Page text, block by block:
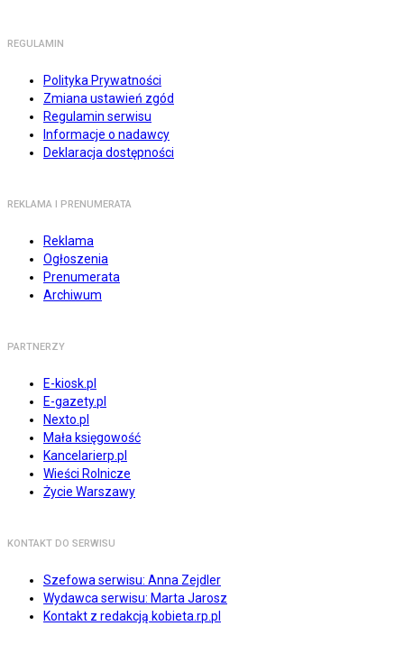
REGULAMIN
Polityka Prywatności
Zmiana ustawień zgód
Regulamin serwisu
Informacje o nadawcy
Deklaracja dostępności
REKLAMA I PRENUMERATA
Reklama
Ogłoszenia
Prenumerata
Archiwum
PARTNERZY
E-kiosk.pl
E-gazety.pl
Nexto.pl
Mała księgowość
Kancelarierp.pl
Wieści Rolnicze
Życie Warszawy
KONTAKT DO SERWISU
Szefowa serwisu: Anna Zejdler
Wydawca serwisu: Marta Jarosz
Kontakt z redakcją kobieta.rp.pl